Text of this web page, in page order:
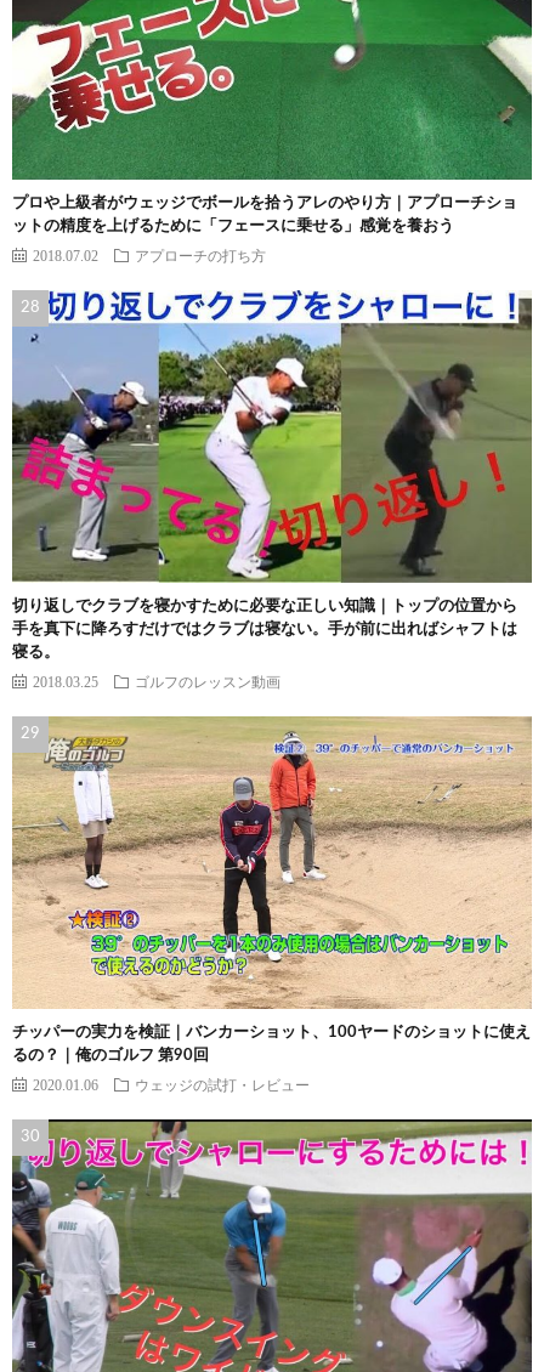
プロや上級者がウェッジでボールを拾うアレのやり方｜アプローチショ
ットの精度を上げるために「フェースに乗せる」感覚を養おう
2018.07.02 アプローチの打ち方
切り返しでクラブを寝かすために必要な正しい知識｜トップの位置から
手を真下に降ろすだけではクラブは寝ない。手が前に出ればシャフトは
寝る。
2018.03.25 ゴルフのレッスン動画
チッパーの実力を検証｜バンカーショット、100ヤードのショットに使え
るの？｜俺のゴルフ 第90回
2020.01.06 ウェッジの試打・レビュー